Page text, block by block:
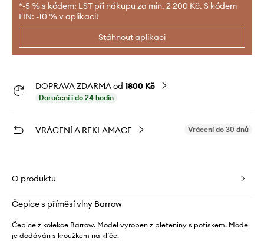
*-5 % s kódem: LST při nákupu za min. 2 200 Kč. S kódem
FIN: -10 % v aplikaci!
Stáhnout aplikaci
DOPRAVA ZDARMA od 1800 Kč
Doručení i do 24 hodin
VRÁCENÍ A REKLAMACE Vrácení do 30 dnů
O produktu
Čepice s příměsí vlny Barrow
Čepice z kolekce Barrow. Model vyroben z pleteniny s potiskem. Model
je dodáván s kroužkem na klíče.